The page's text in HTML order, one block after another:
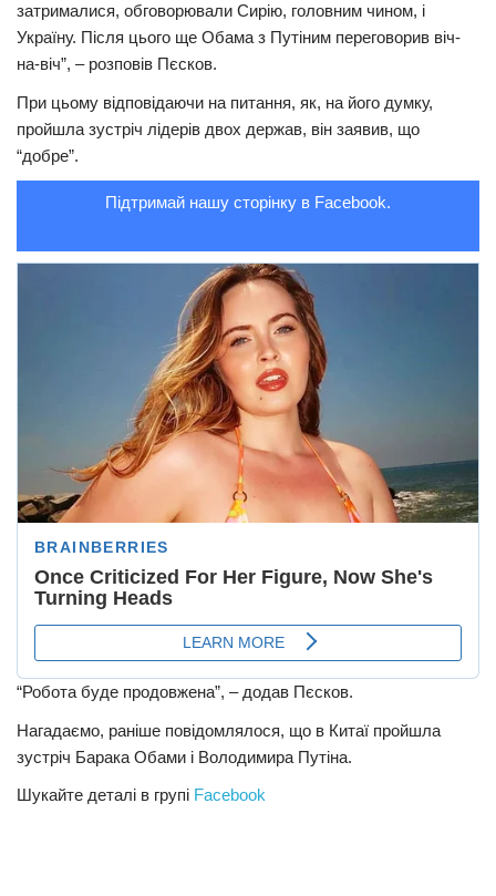
Кримінал
Трагедії
Суспільство
Культура
#Війна
затрималися, обговорювали Сирію, головним чином, і
Україну. Після цього ще Обама з Путіним переговорив віч-
на-віч”, – розповів Пєсков.
При цьому відповідаючи на питання, як, на його думку,
пройшла зустріч лідерів двох держав, він заявив, що
“добре”.
Підтримай нашу сторінку в Facebook.
“Робота буде продовжена”, – додав Пєсков.
Нагадаємо, раніше повідомлялося, що в Китаї пройшла
зустріч Барака Обами і Володимира Путіна.
Шукайте деталі в групі Facebook